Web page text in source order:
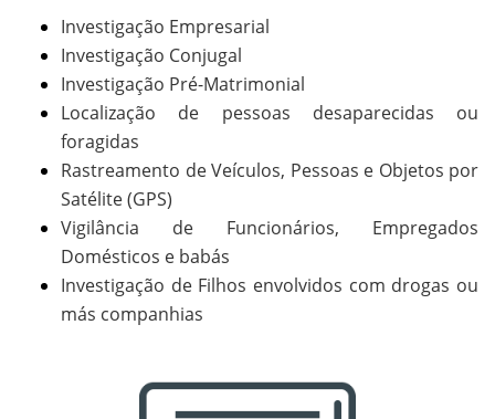
Investigação Empresarial
Investigação Conjugal
Investigação Pré-Matrimonial
Localização de pessoas desaparecidas ou
foragidas
Rastreamento de Veículos, Pessoas e Objetos por
Satélite (GPS)
Vigilância de Funcionários, Empregados
Domésticos e babás
Investigação de Filhos envolvidos com drogas ou
más companhias